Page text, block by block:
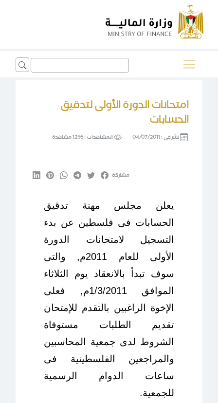
Search
for:
امتحانات الدورة الأولى لتدقيق
الحسابات
نشر في : 04/07/2011 المشاهدات :1296 مشاهدة
مشاركة
يعلن مجلس مهنة تدقيق
الحسابات فى فلسطين عن بدء
التسجيل لامتحانات الدورة
الأولى للعام 2011م, والتى
سوف تبدأ بالانعقاد يوم الثلاثاء
الموافق 1/3/2011م, فعلى
الإخوة الراغبين بالتقدم للإمتحان
تقديم الطلبات مستوفاة
الشروط لدى جمعية المحاسبين
والمراجعين الفلسطينية فى
ساعات الدوام الرسمية
للجمعية.